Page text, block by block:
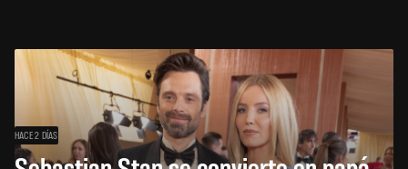
HACE 2 DÍAS